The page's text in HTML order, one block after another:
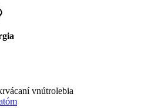
vnútrolebia